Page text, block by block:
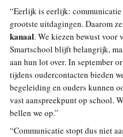
“Eerlijk is eerlijk:
grootste uitdagingen. Daarom
kanaal. We kiezen bewust voor
Smartschool blijft belangrijk,
aan hun lot over. In september
tijdens oudercontacten bieden
begeleiding en ouders kunnen
vast aanspreekpunt op school.
bellen we op.”
“Communicatie stopt dus niet